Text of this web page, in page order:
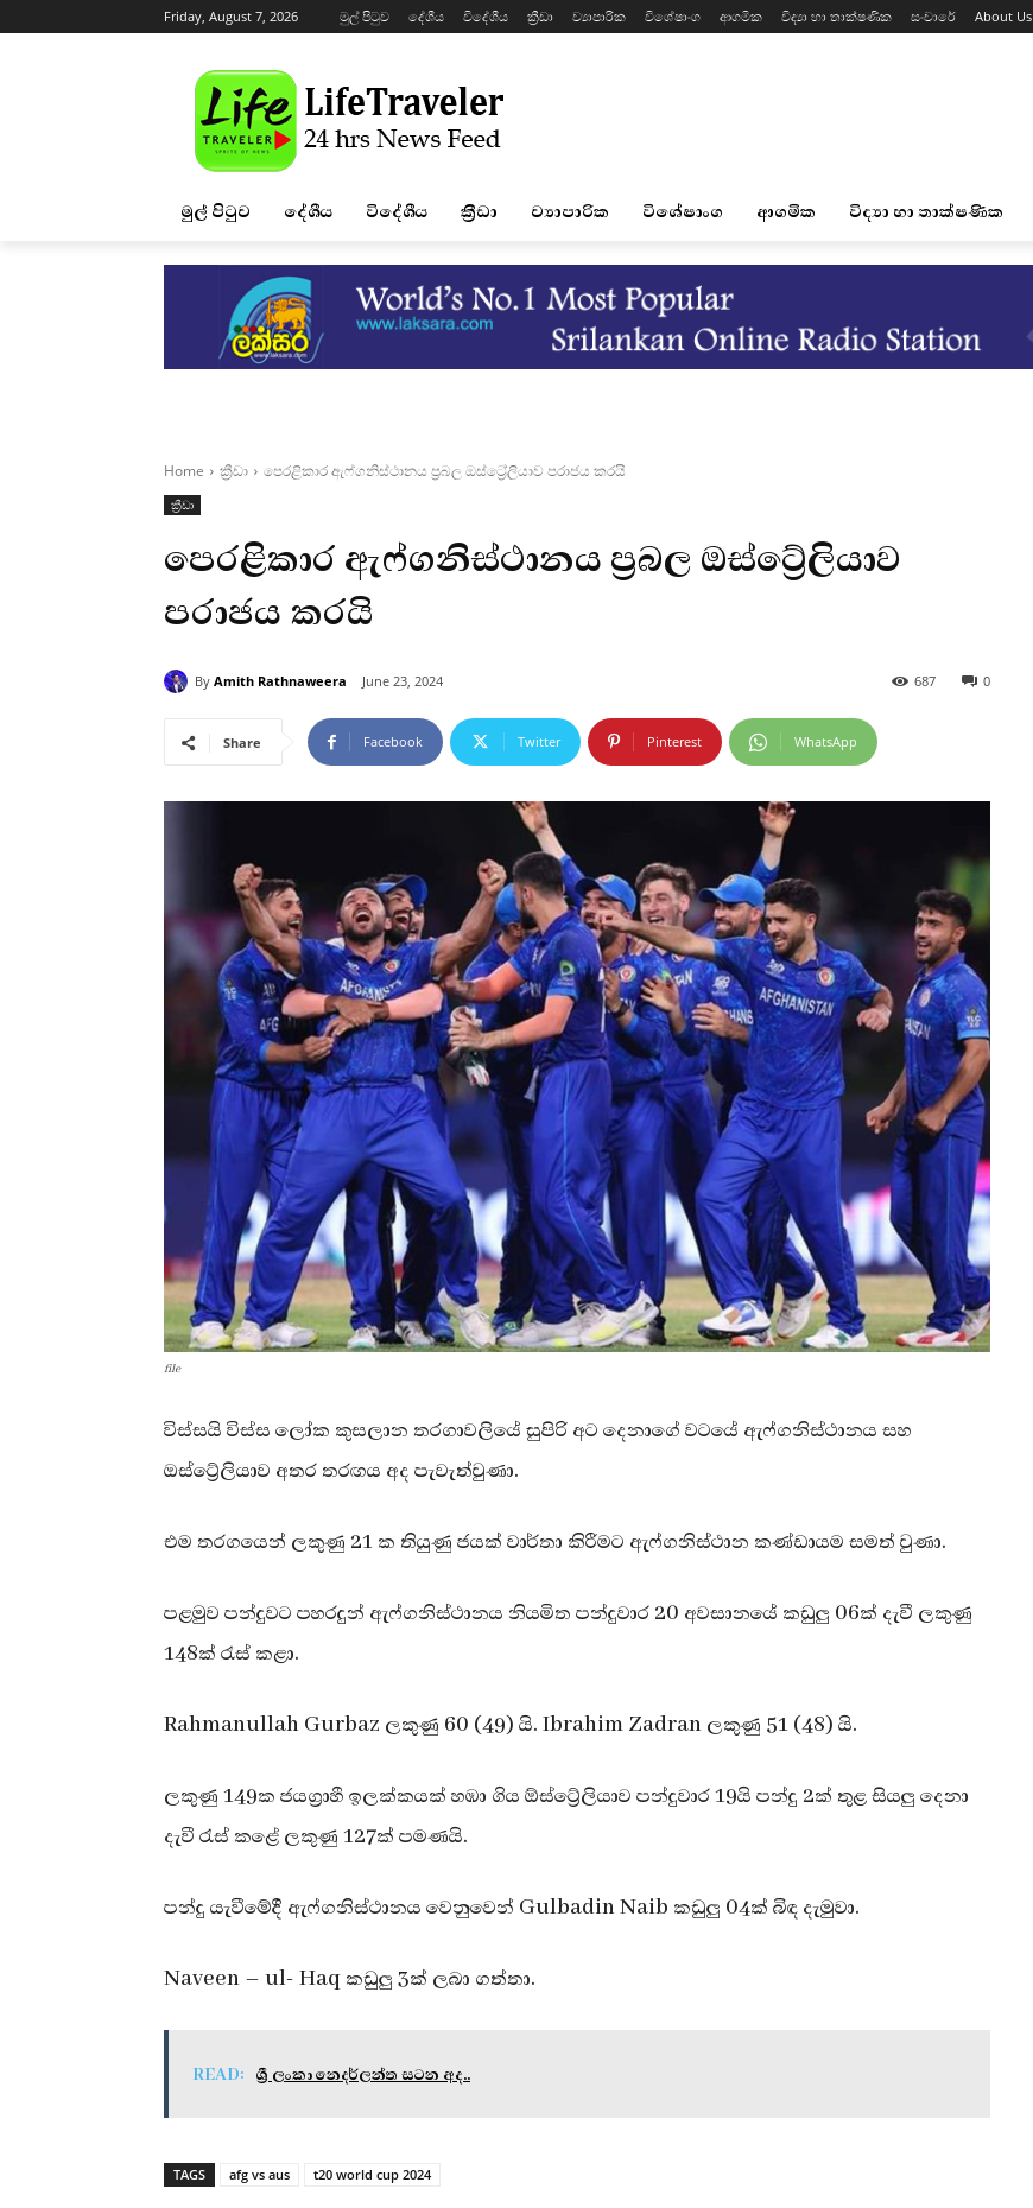
Friday, August 7, 2026 මුල් පිටුව දේශීය විදේශීය ක්‍රීඩා ව්‍යාපාරික විශේෂාංග ආගමික විද්‍යා හා තාක්ෂණික සංචාරේ About Us
මුල් පිටුව දේශීය විදේශීය ක්‍රීඩා ව්‍යාපාරික විශේෂාංග ආගමික විද්‍යා හා තාක්ෂණික
Home ක්‍රීඩා පෙරළිකාර ඇෆ්ගනිස්ථානය ප්‍රබල ඔස්ට්‍රේලියාව පරාජය කරයි
ක්‍රීඩා
පෙරළිකාර ඇෆ්ගනිස්ථානය ප්‍රබල ඔස්ට්‍රේලියාව
පරාජය කරයි
By Amith Rathnaweera June 23, 2024 0
687
Share Facebook Twitter Pinterest WhatsApp
file
විස්සයි විස්ස ලෝක කුසලාන තරගාවලියේ සුපිරි අට දෙනාගේ වටයේ ඇෆ්ගනිස්ථානය සහ
ඔස්ට්‍රේලියාව අතර තරඟය අද පැවැත්වුණා.
එම තරගයෙන් ලකුණු 21 ක තියුණු ජයක් වාර්තා කිරීමට ඇෆ්ගනිස්ථාන කණ්ඩායම සමත් වුණා.
පළමුව පන්දුවට පහරදුන් ඇෆ්ගනිස්ථානය නියමිත පන්දුවාර 20 අවසානයේ කඩුලු 06ක් දැවී ලකුණු
148ක් රැස් කළා.
Rahmanullah Gurbaz ලකුණු 60 (49) යි. Ibrahim Zadran ලකුණු 51 (48) යි.
ලකුණු 149ක ජයග්‍රාහී ඉලක්කයක් හඹා ගිය ඕස්ට්‍රේලියාව පන්දුවාර 19යි පන්දු 2ක් තුළ සියලු දෙනා
දැවී රැස් කළේ ලකුණු 127ක් පමණයි.
පන්දු යැවීමේදී ඇෆ්ගනිස්ථානය වෙනුවෙන් Gulbadin Naib කඩුලු 04ක් බිඳ දැමුවා.
Naveen – ul- Haq කඩුලු 3ක් ලබා ගත්තා.
READ: ශ්‍රී ලංකා නෙදර්ලන්ත සටන අද..
TAGS afg vs aus t20 world cup 2024